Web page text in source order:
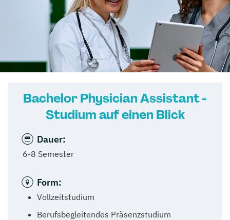
Bachelor Physician Assistant -
Studium auf einen Blick
Dauer:
6-8 Semester
Form:
Vollzeitstudium
Berufsbegleitendes Präsenzstudium